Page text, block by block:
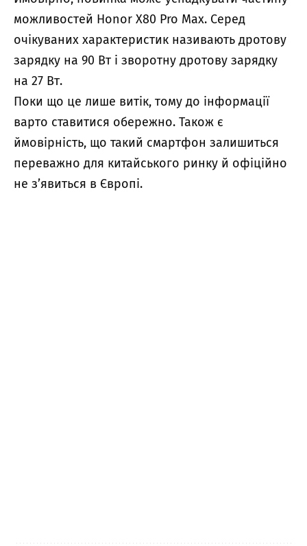
можливостей Honor X80 Pro Max. Серед
очікуваних характеристик називають дротову
зарядку на 90 Вт і зворотну дротову зарядку
на 27 Вт.
Поки що це лише витік, тому до інформації
варто ставитися обережно. Також є
ймовірність, що такий смартфон залишиться
переважно для китайського ринку й офіційно
не з’явиться в Європі.